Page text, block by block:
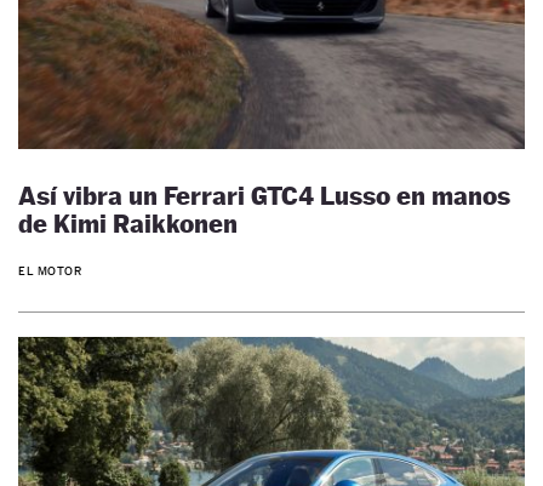
Así vibra un Ferrari GTC4 Lusso en manos
de Kimi Raikkonen
EL MOTOR